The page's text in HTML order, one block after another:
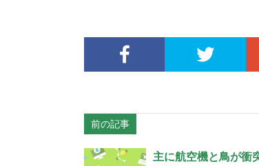
前の記事
主に航空機と鳥が衝